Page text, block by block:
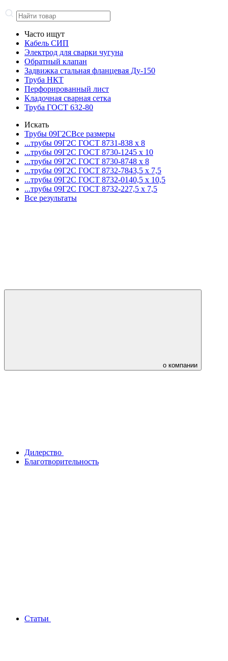
Часто ищут
Кабель СИП
Электрод для сварки чугуна
Обратный клапан
Задвижка стальная фланцевая Ду-150
Труба НКТ
Перфорированный лист
Кладочная сварная сетка
Труба ГОСТ 632-80
Искать
Трубы 09Г2СВсе размеры
...трубы 09Г2С ГОСТ 8731-838 x 8
...трубы 09Г2С ГОСТ 8730-1245 x 10
...трубы 09Г2С ГОСТ 8730-8748 x 8
...трубы 09Г2С ГОСТ 8732-7843,5 x 7,5
...трубы 09Г2С ГОСТ 8732-0140,5 x 10,5
...трубы 09Г2С ГОСТ 8732-227,5 x 7,5
Все результаты
о компании
Дилерство
Благотворительность
Статьи